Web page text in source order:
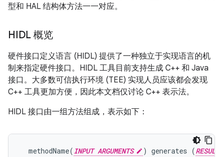
型和 HAL 结构体方法一一对应。
HIDL 概览
硬件接口定义语言 (HIDL) 提供了一种独立于实现语言的机
制来指定硬件接口。HIDL 工具目前支持生成 C++ 和 Java
接口。大多数可信执行环境 (TEE) 实现人员应该都会发现
C++ 工具更加方便，因此本文档仅讨论 C++ 表示法。
HIDL 接口由一组方法组成，表示如下：
  methodName(
INPUT ARGUMENTS ) generates (RESULT